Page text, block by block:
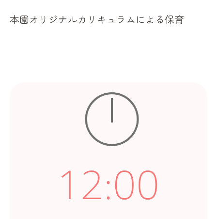
本園オリジナルカリキュラムによる保育